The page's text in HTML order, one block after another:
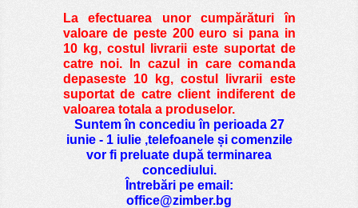
La efectuarea unor cumpărături în
valoare de peste200 euro si pana in
10 kg, costul livrarii este suportat de
catre noi. In cazul in care comanda
depaseste 10 kg, costul livrarii este
suportat de catre client indiferent de
valoarea totala a produselor.
Suntem în concediu în perioada 27
iunie - 1 iulie ,telefoanele și comenzile
vor fi preluate după terminarea
concediului.
Întrebări pe email:
office@zimber.bg